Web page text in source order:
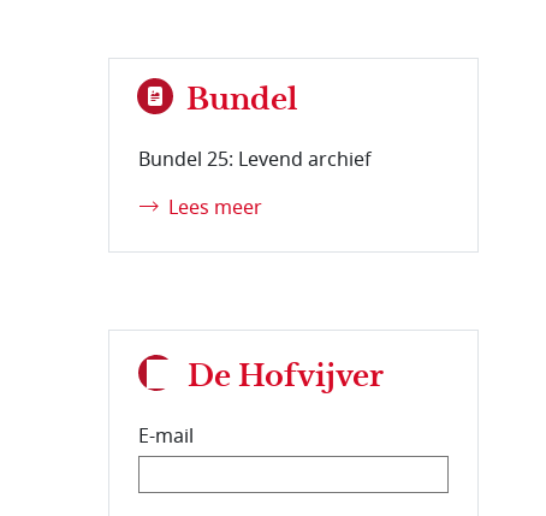
Bundel
Bundel 25: Levend archief
Lees meer
De Hofvijver
E-mail